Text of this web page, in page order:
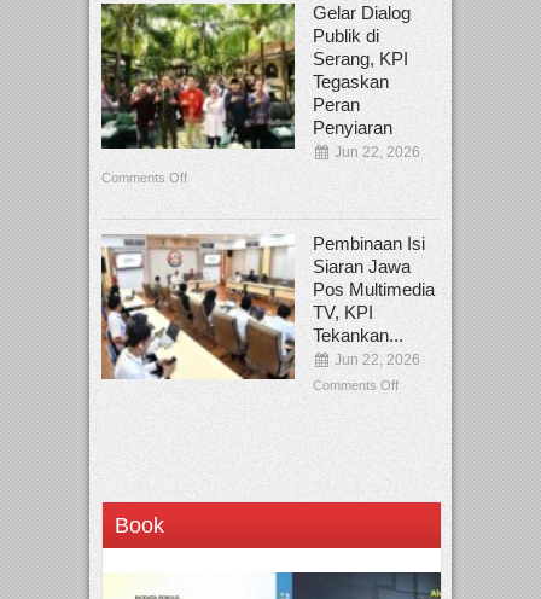
Gelar Dialog
Publik di
Serang, KPI
Tegaskan
Peran
Penyiaran
Jun 22, 2026
Comments Off
Pembinaan Isi
Siaran Jawa
Pos Multimedia
TV, KPI
Tekankan...
Jun 22, 2026
Comments Off
Book